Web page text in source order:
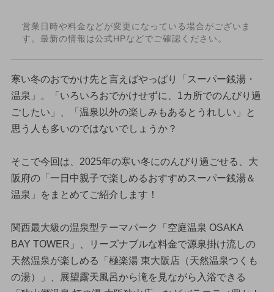
営業日時や料金などが変更になっている場合がございま
す。最新の情報は公式HPなどでご確認ください。
寒い冬のおでかけ先と言えばやっぱり「スーパー銭湯・
温泉」。「いろいろおでかけせずに、1カ所でのんびり過
ごしたい」、「温泉以外の楽しみもあるとうれしい」と
思う人も多いのではないでしょうか？
そこで今回は、2025年の寒い冬にのんびり過ごせる、大
阪府の「一日中親子で楽しめるおすすめスーパー銭湯＆
温泉」をまとめてご紹介します！
関西最大級の温泉型テーマパーク「空庭温泉 OSAKA
BAY TOWER」、リーズナブルな料金で源泉掛け流しの
天然温泉が楽しめる「極楽湯 東大阪店（天然温泉つくも
の湯）」、展望露天風呂から滝を見ながら入浴できる